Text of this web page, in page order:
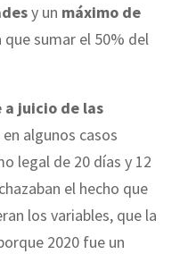
y un máximo de
que sumar el 50% del
juicio de las
algunos casos
legal de 20 días y 12
el hecho que
los variables, que la
2020 fue un